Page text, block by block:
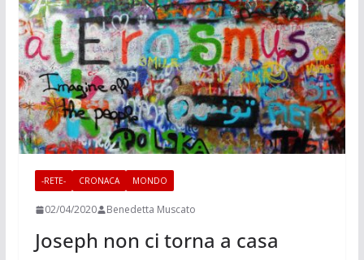
-RETE- CRONACA MONDO
02/04/2020 Benedetta Muscato
Joseph non ci torna a casa